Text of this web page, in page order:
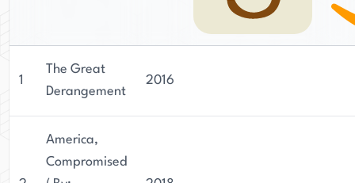
1
The Great
Derangement
2016
America,
Compromised